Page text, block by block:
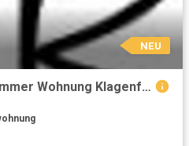
NEU
Zu Verkaufen 3 Schlafzimmer Wohnung Klagenfurt Österreich DS104805748